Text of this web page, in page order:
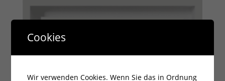
Cookies
Wir verwenden Cookies. Wenn Sie das in Ordnung